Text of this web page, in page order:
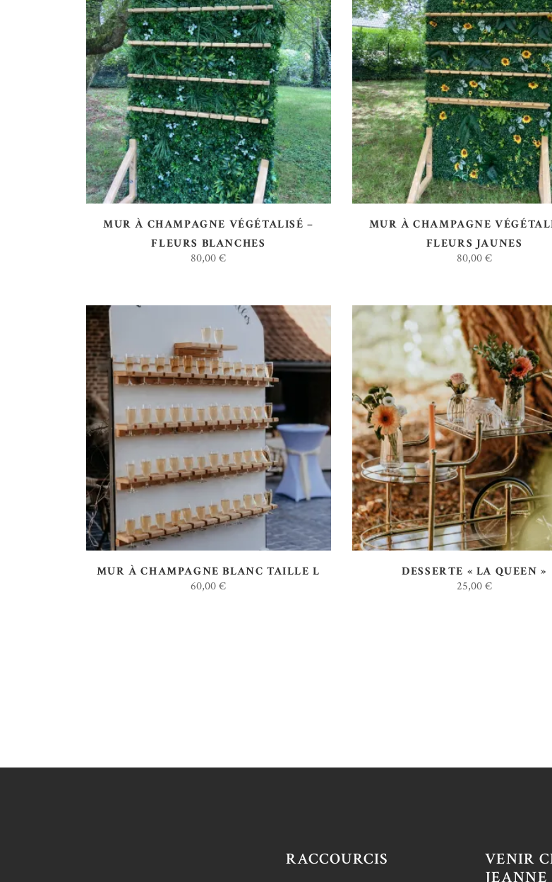
AJOUTER AU DEVIS
MUR À CHAMPAGNE VÉGÉTALISÉ –
FLEURS BLANCHES
80,00€
AJOUTER AU DEVIS
MUR À CHAMPAGNE
FLEURS JAUNES
80,00€
AJOUTER AU DEVIS
MUR À CHAMPAGNE BLANC TAILLE L
60,00€
AJOUTER AU DEVIS
DESSERTE « LA QUEEN »
25,00€
RACCOURCIS
VENIR
JEANNE